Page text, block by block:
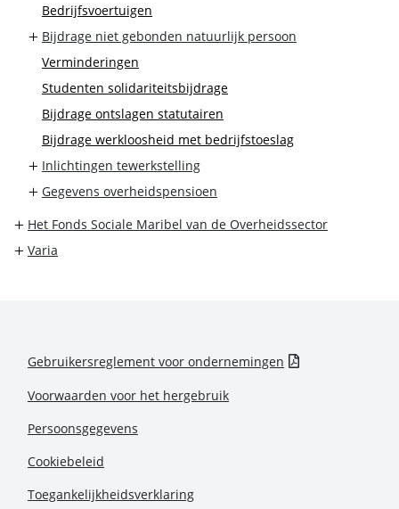
Bedrijfsvoertuigen
Bijdrage niet gebonden natuurlijk persoon
Verminderingen
Studenten solidariteitsbijdrage
Bijdrage ontslagen statutairen
Bijdrage werkloosheid met bedrijfstoeslag
Inlichtingen tewerkstelling
Gegevens overheidspensioen
Het Fonds Sociale Maribel van de Overheidssector
Varia
Gebruikersreglement voor ondernemingen
Voorwaarden voor het hergebruik
Persoonsgegevens
Cookiebeleid
Toegankelijkheidsverklaring